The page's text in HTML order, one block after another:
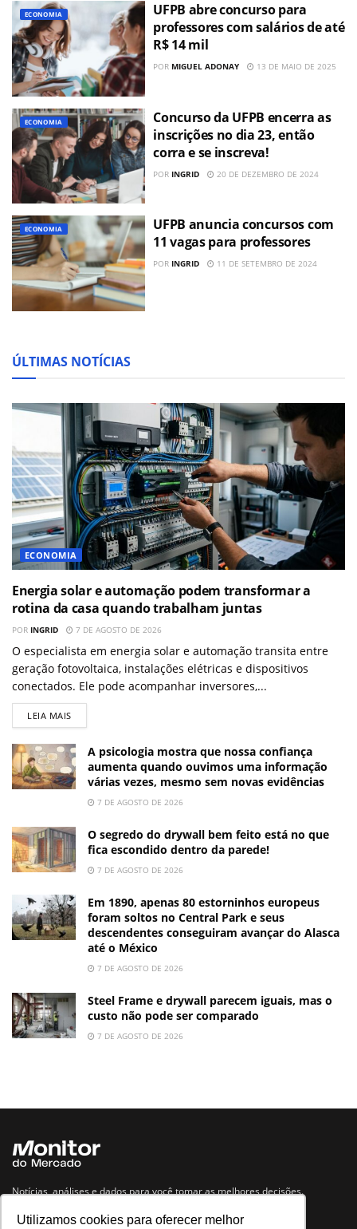
Utilizamos cookies para oferecer melhor
ECONOMIA
UFPB abre concurso para
professores com salários de até
R$ 14 mil
POR MIGUEL ADONAY 13 DE MAIO DE 2025
ECONOMIA
Concurso da UFPB encerra as
inscrições no dia 23, então
corra e se inscreva!
POR INGRID 20 DE DEZEMBRO DE 2024
ECONOMIA
UFPB anuncia concursos com
11 vagas para professores
POR INGRID 11 DE SETEMBRO DE 2024
ÚLTIMAS NOTÍCIAS
ECONOMIA
Energia solar e automação podem transformar a
rotina da casa quando trabalham juntas
POR INGRID 7 DE AGOSTO DE 2026
O especialista em energia solar e automação transita entre
geração fotovoltaica, instalações elétricas e dispositivos
conectados. Ele pode acompanhar inversores,...
LEIA MAIS
A psicologia mostra que nossa confiança
aumenta quando ouvimos uma informação
várias vezes, mesmo sem novas evidências
7 DE AGOSTO DE 2026
O segredo do drywall bem feito está no que
fica escondido dentro da parede!
7 DE AGOSTO DE 2026
Em 1890, apenas 80 estorninhos europeus
foram soltos no Central Park e seus
descendentes conseguiram avançar do Alasca
até o México
7 DE AGOSTO DE 2026
Steel Frame e drywall parecem iguais, mas o
custo não pode ser comparado
7 DE AGOSTO DE 2026
Notícias, análises e dados para você tomar as melhores decisões.
Navegue no site